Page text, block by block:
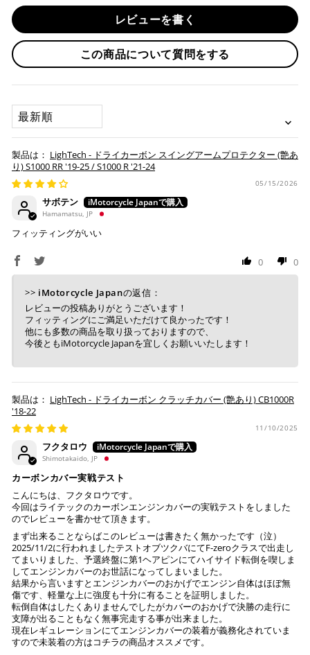
・分割払い (3,5,6,10,12,15,18,20,24回)
※ 分割払い、リボ払いは決済金額が税込10,000円以上の
場合のみご利用いただけます。
※ American Expressでの分割払いのご利用には、事前
す。
※ Diners Clubは分割払い非対応のため、一括払い・リ
ボ払いのみご利用頂けます。
※ 手数料、利息はご利用のカード会社の定めによります
ので、事前にご確認ください。
楽天ペイ
いつもの楽天IDとパスワードを使ってスムーズなお支払
いが可能です。
楽天ポイントが貯まる・使える！「簡単」「あんしん」
「お得」な楽天ペイをご利用ください。
Visa、Mastercard、JCBのみです。
キャッシュレス決済
上記キャッシュレス決済アカウントからご希望のお支払
い方法をご選択頂き、クリックするだけで簡単に支払い
が完了します。
※ ご利用には事前にPayPay、Apple Payの利用登録が
必要です。
コンビニ決済(事前決済)
・前払い決済（銀行振込等）の場合、15時までに弊社でのご
入金確認が完了いたしましたら即日発送いたします。
・お取り寄せ商品等を一緒にご注文の場合は、基本的にはお
取り寄せ商品が揃ってからの発送になります。別で発送をご
お取り寄せの場合
・商品ページの納期はあくまで目安になりますので、納期が
早まる場合もございます。
・運送状況や繁忙期の影響により遅れが生じる場合もござい
配送送料について
は、送料が無料となります。
配送会社について
ヤマト運輸になります。 配送会社の指定はできかねます。
レビューを書く
この商品について質問をする
SORT BY
LighTech - ドライカーボン スイングアームプロテクター (艶あ
り) S1000 RR '19-25 / S1000 R '21-24
05/15/2026
サボテン
Hamamatsu, JP
フィッティングがいい
0 0
>> iMotorcycle Japanの返信：
レビューの投稿ありがとうございます！
フィッティングにご満足いただけて良かったです！
他にも多数の商品を取り扱っておりますので、
今後ともiMotorcycle Japanを宜しくお願いいたします！
LighTech - ドライカーボン クラッチカバー (艶あり) CB1000R
'18-22
11/10/2025
フクタロウ
Shimotakaido, JP
カーボンカバー実戦テスト
こんにちは、フクタロウです。
今回はライテックのカーボンエンジンカバーの実戦テストをしました
のでレビューを書かせて頂きます。
まず出来ることならばこのレビューは書きたく無かったです（泣）
2025/11/2に行われましたテストオブツクバにてF-zeroクラスで出走し
てまいりました、予選終盤に第1ヘアピンにてハイサイド転倒を喫しま
してエンジンカバーのお世話になってしまいました。
結果から言いますとエンジンカバーのおかげでエンジン自体はほぼ無
傷です、軽量な上に強度も十分に有ることを証明しました。
転倒自体はしたくありませんでしたがカバーのおかげで決勝の走行に
支障が出ることもなく無事完走する事が出来ました。
現在レギュレーションにてエンジンカバーの装着が義務化されていま
すので未装着の方はコチラの商品オススメです。